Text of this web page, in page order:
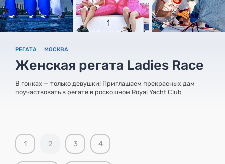
РЕГАТА МОСКВА
Женская регата Ladies Race
В гонках — только девушки! Приглашаем прекрасных дам
поучаствовать в регате в роскошном Royal Yacht Club
1 2 3 4